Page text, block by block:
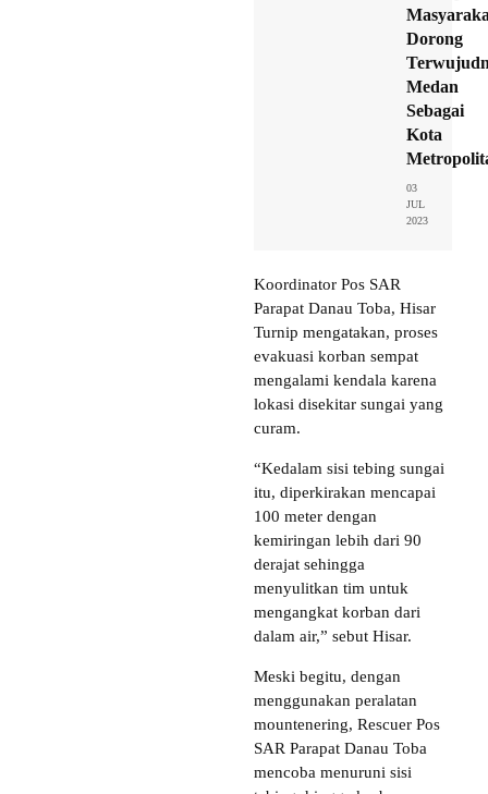
Dorong
Medan
Sebagai
Kota
03
JUL
2023
Koordinator Pos SAR
Parapat Danau Toba, Hisar
Turnip mengatakan, proses
evakuasi korban sempat
mengalami kendala karena
lokasi disekitar sungai yang
curam.
“Kedalam sisi tebing sungai
itu, diperkirakan mencapai
100 meter dengan
kemiringan lebih dari 90
derajat sehingga
menyulitkan tim untuk
mengangkat korban dari
dalam air,” sebut Hisar.
Meski begitu, dengan
menggunakan peralatan
mountenering, Rescuer Pos
SAR Parapat Danau Toba
mencoba menuruni sisi